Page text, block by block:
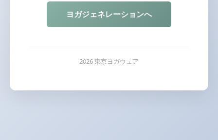
ヨガジェネレーションへ
2026 東京ヨガウェア